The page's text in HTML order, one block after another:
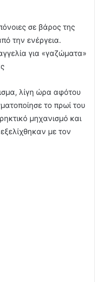
σε βάρος της
την ενέργεια.
για «γαζώματα»
λίγη ώρα αφότου
το πρωί του
μηχανισμό και
με τον